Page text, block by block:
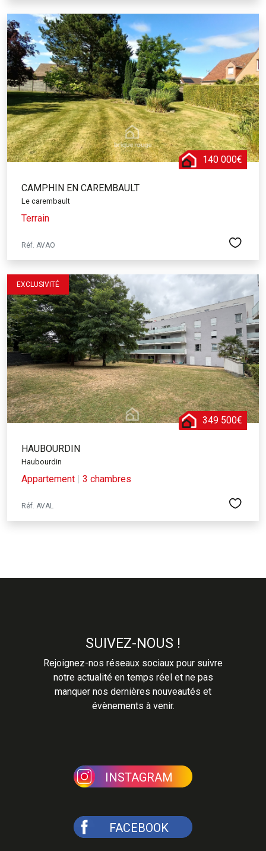
140 000€
CAMPHIN EN CAREMBAULT
Le carembault
Terrain
Réf. AVAO
EXCLUSIVITÉ
349 500€
HAUBOURDIN
Haubourdin
Appartement | 3 chambres
Réf. AVAL
SUIVEZ-NOUS !
Rejoignez-nos réseaux sociaux pour suivre
notre actualité en temps réel et ne pas
manquer nos dernières nouveautés et
évènements à venir.
INSTAGRAM
FACEBOOK